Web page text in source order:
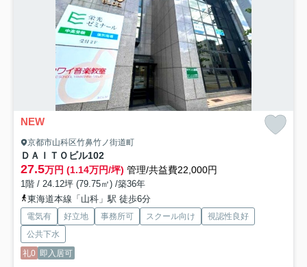
NEW
京都市山科区竹鼻竹ノ街道町
ＤＡＩＴＯビル102
27.5万円 (1.14万円/坪) 管理/共益費22,000円
1階 / 24.12坪 (79.75㎡) /築36年
東海道本線「山科」駅 徒歩6分
電気有 好立地 事務所可 スクール向け
視認性良好
公共下水
礼0 即入居可